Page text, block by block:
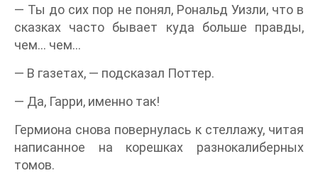
— Ты до сих пор не понял, Рональд Уизли, что в
сказках часто бывает куда больше правды,
чем… чем…
— В газетах, — подсказал Поттер.
— Да, Гарри, именно так!
Гермиона снова повернулась к стеллажу, читая
написанное на корешках разнокалиберных
томов.